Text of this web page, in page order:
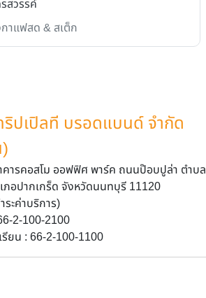
สวรรค์
าแฟสด & สเต็ก
ปเปิลที บรอดแบนด์ จำกัด
คารคอสโม ออฟฟิศ พาร์ค ถนนป๊อบปูล่า ตำบล
ภอปากเกร็ด จังหวัดนนทบุรี 11120
ระค่าบริการ)
2-100-2100
รียน : 66-2-100-1100